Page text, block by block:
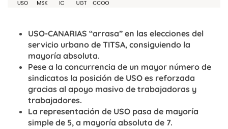
USO-CANARIAS “arrasa” en las elecciones del
servicio urbano de TITSA, consiguiendo la
mayoría absoluta.
Pese a la concurrencia de un mayor número de
sindicatos la posición de USO es reforzada
gracias al apoyo masivo de trabajadoras y
trabajadores.
La representación de USO pasa de mayoría
simple de 5, a mayoría absoluta de 7.